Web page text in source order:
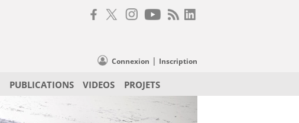
Connexion | Inscription
PUBLICATIONS VIDEOS PROJETS